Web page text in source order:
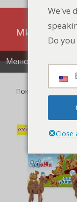
милий
Показ